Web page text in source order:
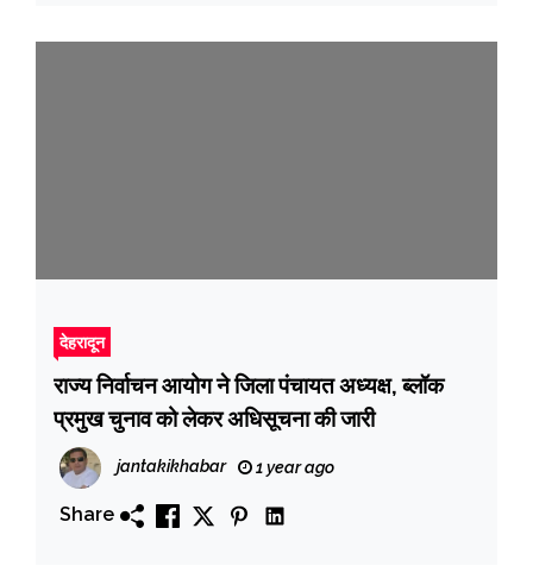
देहरादून
राज्य निर्वाचन आयोग ने जिला पंचायत अध्यक्ष, ब्लॉक
प्रमुख चुनाव को लेकर अधिसूचना की जारी
jantakikhabar 1 year ago
Share